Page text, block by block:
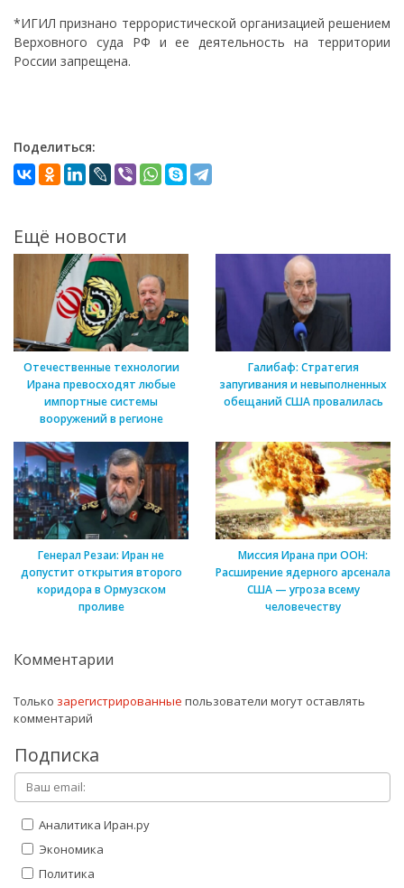
*ИГИЛ признано террористической организацией решением
Верховного суда РФ и ее деятельность на территории
России запрещена.
Поделиться:
Ещё новости
Отечественные технологии
Ирана превосходят любые
импортные системы
вооружений в регионе
Галибаф: Стратегия
запугивания и невыполненных
обещаний США провалилась
Генерал Резаи: Иран не
допустит открытия второго
коридора в Ормузском
проливе
Миссия Ирана при ООН:
Расширение ядерного арсенала
США — угроза всему
человечеству
Комментарии
Только зарегистрированные пользователи могут оставлять
комментарий
Подписка
Аналитика Иран.ру
Экономика
Политика